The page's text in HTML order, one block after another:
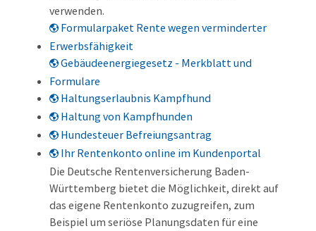
verwenden.
Formularpaket Rente wegen verminderter
Erwerbsfähigkeit
Gebäudeenergiegesetz - Merkblatt und
Formulare
Haltungserlaubnis Kampfhund
Haltung von Kampfhunden
Hundesteuer Befreiungsantrag
Ihr Rentenkonto online im Kundenportal
Die Deutsche Rentenversicherung Baden-
Württemberg bietet die Möglichkeit, direkt auf
das eigene Rentenkonto zuzugreifen, zum
Beispiel um seriöse Planungsdaten für eine